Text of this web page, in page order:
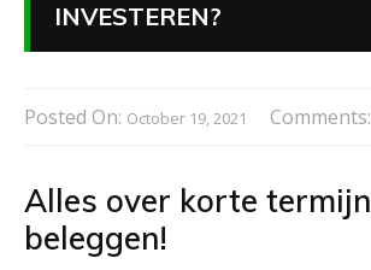
INVESTEREN?
Posted On: October 19, 2021 Comments:
Alles over korte termijn
beleggen!